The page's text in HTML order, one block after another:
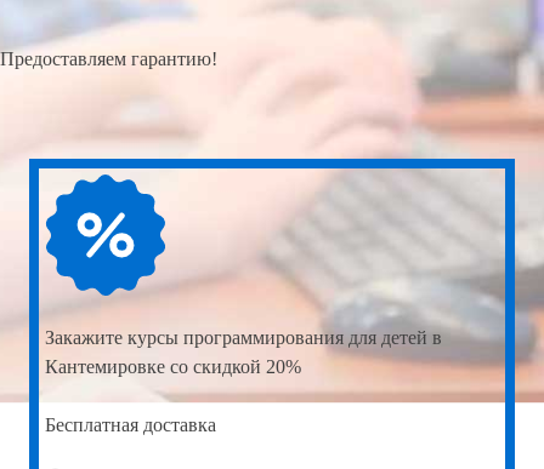
Предоставляем гарантию!
Закажите курсы программирования для детей в
Кантемировке со скидкой 20%
Бесплатная доставка